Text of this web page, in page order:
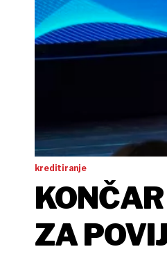
kreditiranje
ZA